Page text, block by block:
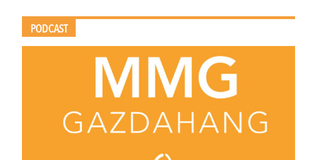
PODCAST